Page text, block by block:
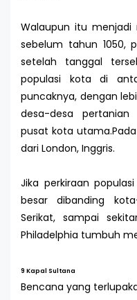
Walaupun itu menjadi
sebelum tahun 1050,
setelah tanggal
populasi kota di
puncaknya, dengan
desa-desa
pusat kota
dari London, Inggris.
Jika perkiraan
besar dibanding
Serikat, sampai
Philadelphia tumbuh
9 Kapal Sultana
Bencana yang